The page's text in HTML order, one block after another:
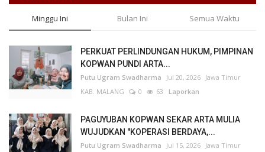
Minggu Ini Bulan Ini Semua Waktu
PERKUAT PERLINDUNGAN HUKUM, PIMPINAN
KOPWAN PUNDI ARTA...
Putu Ugram Swadharma Jul 20, 2026 Jawa Timur
KAB. MALANG
0 63 Laporkan
PAGUYUBAN KOPWAN SEKAR ARTA MULIA
WUJUDKAN "KOPERASI BERDAYA,...
Putu Ugram Swadharma Jul 15, 2026 Jawa Timur